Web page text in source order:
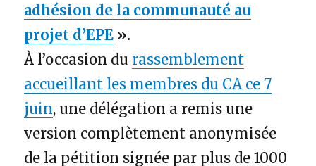
adhésion de la communauté au
projet d’EPE ».
À l’occasion du rassemblement
accueillant les membres du CA ce 7
juin, une délégation a remis une
version complètement anonymisée
de la pétition signée par plus de 1000